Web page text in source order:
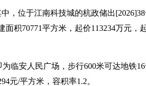
，位于江南科技城的杭政储出
积70771平方米，起价113234万元，
临安人民广场，步行600米可达地铁
元/平方米，容积率1.2。